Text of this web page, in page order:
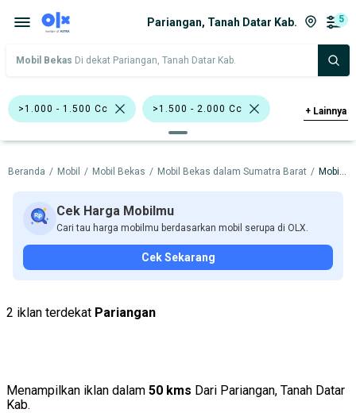
Pariangan, Tanah Datar Kab. 5
Mobil Bekas Di dekat Pariangan, Tanah Datar Kab.
>1.000 - 1.500 Cc >1.500 - 2.000 Cc
Biru Silver Sedan
Toyota Altis Toyota Vios BMW
Datsun Toyota
+ Lainnya
Beranda / Mobil / Mobil Bekas / Mobil Bekas dalam Sumatra Barat / Mobil Bekas dalam Tanah Datar Kab.
Cek Harga Mobilmu
Cari tau harga mobilmu berdasarkan mobil serupa di OLX.
Cek Sekarang
2 iklan terdekat Pariangan
Menampilkan iklan dalam 50 kms Dari Pariangan, Tanah Datar
Kab.